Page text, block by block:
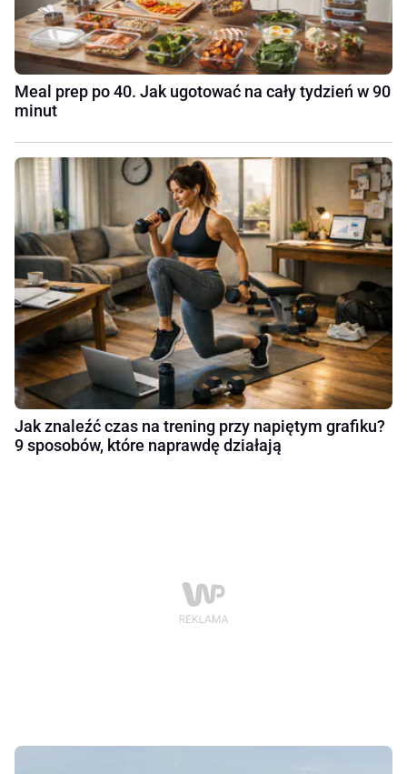
Meal prep po 40. Jak ugotować na cały tydzień w 90
minut
Jak znaleźć czas na trening przy napiętym grafiku?
9 sposobów, które naprawdę działają